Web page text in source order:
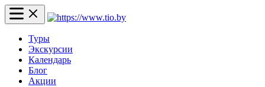
Туры
Экскурсии
Календарь
Блог
Акции